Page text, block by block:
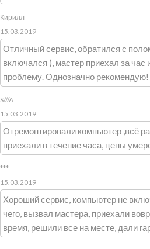
Кирилл
15.03.2019
Отличный сервис, обратился с
включался ), мастер приехал за час
проблему. Однозначно рекомендую!
S///A
15.03.2019
Отремонтировали компьютер ,всё
приехали в течение часа, цены
***
15.03.2019
Хороший сервис, компьютер не
чего, вызвал мастера, приехали
время, решили все на месте, дали